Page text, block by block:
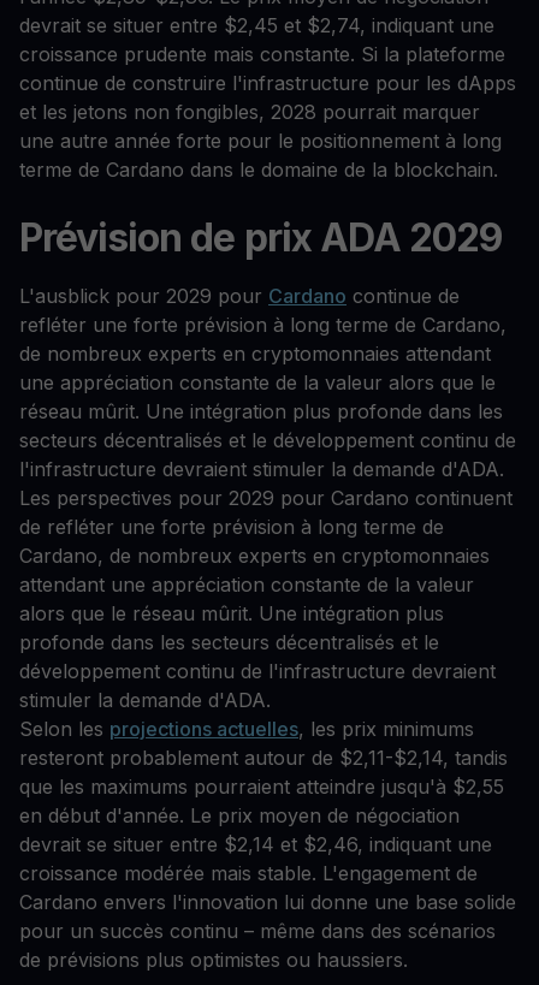
devrait se situer entre $2,45 et $2,74, indiquant une
croissance prudente mais constante. Si la plateforme
continue de construire l'infrastructure pour les dApps
et les jetons non fongibles, 2028 pourrait marquer
une autre année forte pour le positionnement à long
terme de Cardano dans le domaine de la blockchain.
Prévision de prix ADA 2029
L'ausblick pour 2029 pour Cardano continue de
refléter une forte prévision à long terme de Cardano,
de nombreux experts en cryptomonnaies attendant
une appréciation constante de la valeur alors que le
réseau mûrit. Une intégration plus profonde dans les
secteurs décentralisés et le développement continu de
l'infrastructure devraient stimuler la demande d'ADA.
Les perspectives pour 2029 pour Cardano continuent
de refléter une forte prévision à long terme de
Cardano, de nombreux experts en cryptomonnaies
attendant une appréciation constante de la valeur
alors que le réseau mûrit. Une intégration plus
profonde dans les secteurs décentralisés et le
développement continu de l'infrastructure devraient
stimuler la demande d'ADA.
Selon les projections actuelles, les prix minimums
resteront probablement autour de $2,11-$2,14, tandis
que les maximums pourraient atteindre jusqu'à $2,55
en début d'année. Le prix moyen de négociation
devrait se situer entre $2,14 et $2,46, indiquant une
croissance modérée mais stable. L'engagement de
Cardano envers l'innovation lui donne une base solide
pour un succès continu – même dans des scénarios
de prévisions plus optimistes ou haussiers.